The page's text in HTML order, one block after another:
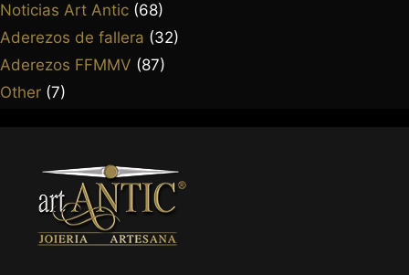
Noticias Art Antic (68)
Aderezos de fallera (32)
Aderezos FFMMV (87)
Other (7)
963 237 952
963 638 068
art-antic@art-antic.net